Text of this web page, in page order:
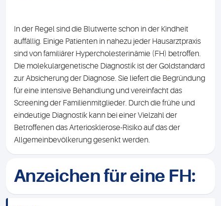
In der Regel sind die Blutwerte schon in der Kindheit
auffällig. Einige Patienten in nahezu jeder Hausarztpraxis
sind von familiärer Hypercholesterinämie (FH) betroffen.
Die molekulargenetische Diagnostik ist der Goldstandard
zur Absicherung der Diagnose. Sie liefert die Begründung
für eine intensive Behandlung und vereinfacht das
Screening der Familienmitglieder. Durch die frühe und
eindeutige Diagnostik kann bei einer Vielzahl der
Betroffenen das Arteriosklerose-Risiko auf das der
Allgemeinbevölkerung gesenkt werden.
Anzeichen für eine FH: